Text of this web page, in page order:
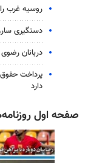
روسیه غرب
دستگیری سارق
دربانان
پرداخت
دارد
صفحه اول